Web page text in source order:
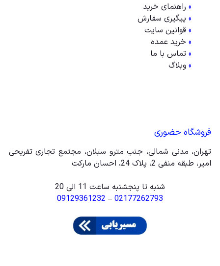
» راهنمای خرید
» پیگیری سفارش
» قوانین سایت
» خرید عمده
» تماس با ما
» وبلاگ
فروشگاه حضوری
تهران، مدنی شمالی، جنب مترو سبلان، مجتمع تجاری تفریحی
امیر، طبقه منفی 2، پلاک 24، احسان مارکت
شنبه تا پنجشنبه ساعت 11 الی 20
02177262793
–
09129361232